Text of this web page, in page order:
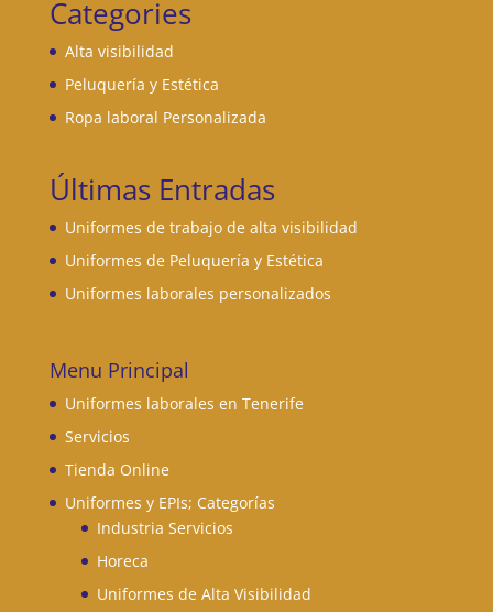
Categories
Alta visibilidad
Peluquería y Estética
Ropa laboral Personalizada
Últimas Entradas
Uniformes de trabajo de alta visibilidad
Uniformes de Peluquería y Estética
Uniformes laborales personalizados
Menu Principal
Uniformes laborales en Tenerife
Servicios
Tienda Online
Uniformes y EPIs; Categorías
Industria Servicios
Horeca
Uniformes de Alta Visibilidad